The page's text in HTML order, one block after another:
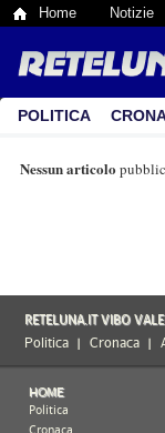
Home Notizie
POLITICA
Nessun articolo